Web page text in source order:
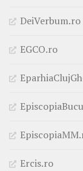
DeiVerbum.ro
EGCO.ro
Ercis.ro